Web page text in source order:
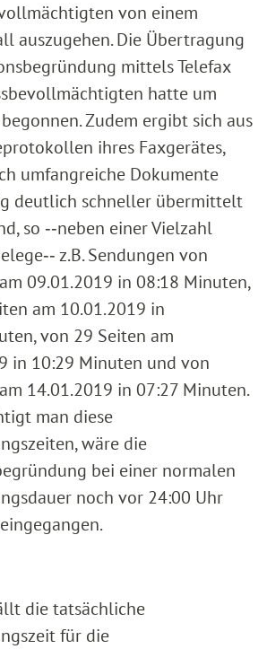
von einem
auszugehen. Die Übertragung
mittels Telefax
hatte um
Zudem ergibt sich aus
ihres Faxgerätes,
umfangreiche Dokumente
deutlich schneller übermittelt
so ‑‑neben einer Vielzahl
z.B. Sendungen von
09.01.2019 in 08:18 Minuten,
am 10.01.2019 in
von 29 Seiten am
in 10:29 Minuten und von
14.01.2019 in 07:27 Minuten.
man diese
wäre die
bei einer normalen
noch vor 24:00 Uhr
die tatsächliche
für die